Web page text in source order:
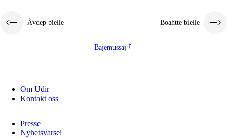
Åvdep bielle Boahtte bielle
Bajemussaj
Om Udir
Kontakt oss
Presse
Nyhetsvarsel